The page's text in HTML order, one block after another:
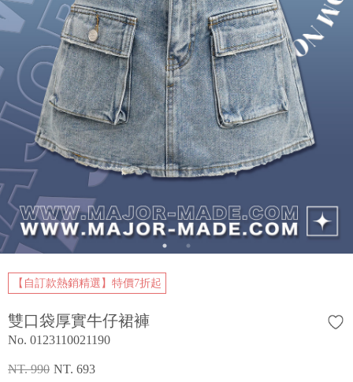
【自訂款熱銷精選】特價7折起
雙口袋厚實牛仔裙褲
No. 0123110021190
NT. 990 NT. 693